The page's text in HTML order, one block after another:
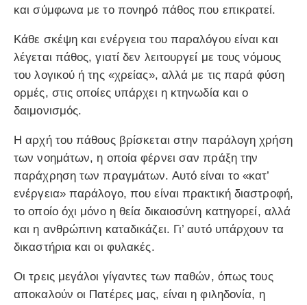
και σύμφωνα με το πονηρό πάθος που επικρατεί.
Κάθε σκέψη και ενέργεια του παραλόγου είναι και
λέγεται πάθος, γιατί δεν λειτουργεί με τους νόμους
του λογικού ή της «χρείας», αλλά με τις παρά φύση
ορμές, στις οποίες υπάρχει η κτηνωδία και ο
δαιμονισμός.
Η αρχή του πάθους βρίσκεται στην παράλογη χρήση
των νοημάτων, η οποία φέρνει σαν πράξη την
παράχρηση των πραγμάτων. Αυτό είναι το «κατ’
ενέργεια» παράλογο, που είναι πρακτική διαστροφή,
το οποίο όχι μόνο η θεία δικαιοσύνη κατηγορεί, αλλά
και η ανθρώπινη καταδικάζει. Γι’ αυτό υπάρχουν τα
δικαστήρια και οι φυλακές.
Οι τρεις μεγάλοι γίγαντες των παθών, όπως τους
αποκαλούν οι Πατέρες μας, είναι η φιληδονία, η